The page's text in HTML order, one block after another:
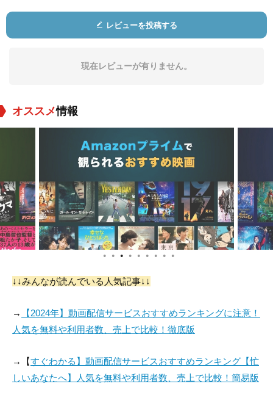
Anh Duong
Bobbi Salvör
役：Bobbi (Ingrid F
an)
Annika Wahlsten
役：Ingrid Fan with
Girlfriend
役：Fire Chief
役：Spanish Priest
レビューを投稿する
現在レビューが有りません。
オススメ情報
● ● ● ● ● ● ● ● ●
↓↓みんなが読んでいる人気記事↓↓
→
【2024年】動画配信サービスおすすめランキングに注意！
人気を無料や利用者数、売上で比較！徹底版
→【すぐわかる】動画配信サービスおすすめランキング【忙
しいあなたへ】人気を無料や利用者数、売上で比較！簡易版